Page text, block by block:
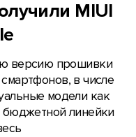
MIUI
версию прошивки
в числе
модели как
бюджетной линейки